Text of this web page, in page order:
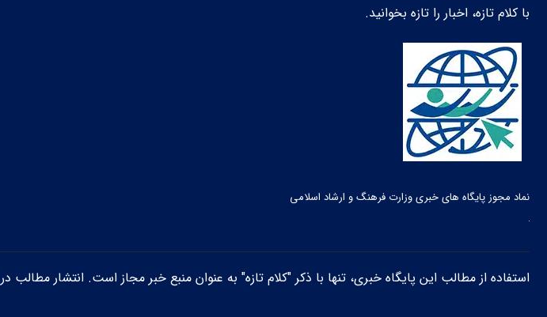
با کلام تازه، اخبار را تازه بخوانید.
نماد مجوز پایگاه های خبری وزارت فرهنگ و ارشاد اسلامی
استفاده از مطالب این پایگاه خبری، تنها با ذکر "کلام تازه" به عنوان منبع خبر مجاز است. انتشار مطالب